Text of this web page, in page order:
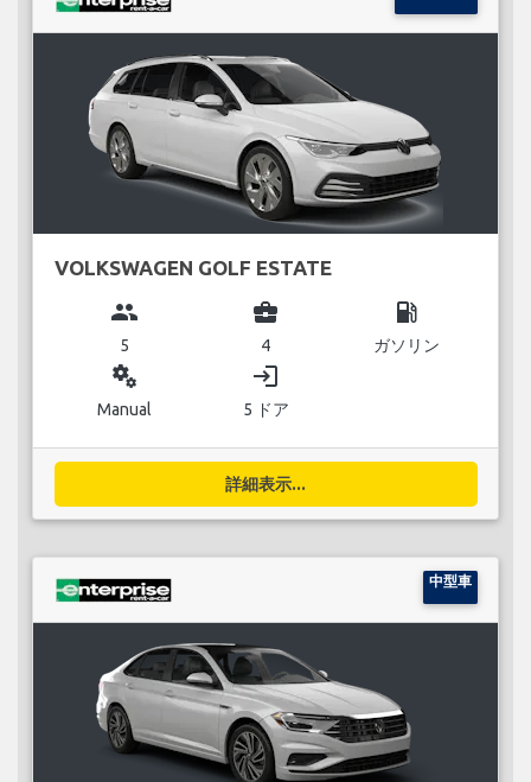
VOLKSWAGEN GOLF ESTATE
group
5
business_center
4
local_gas_station
ガソリン
miscellaneous_services
Manual
login
5 ドア
詳細表示...
中型車